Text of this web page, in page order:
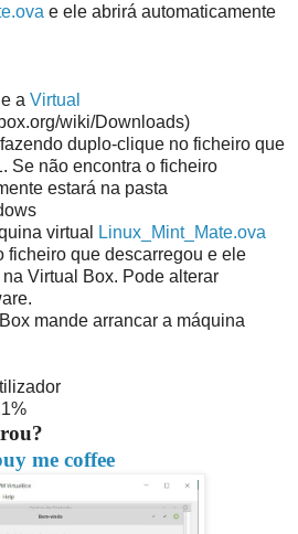
e ele abrirá automaticamente
a Virtual
wiki/Downloads)
duplo-clique no ficheiro que
Se não encontra o ficheiro
estará na pasta
virtual
Linux_Mint_Mate.ova
ficheiro que descarregou e ele
Virtual Box. Pode alterar
mande arrancar a máquina
me coffee